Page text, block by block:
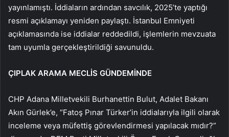
yayınlamıştı. İddiaların ardından savcılık, 2025’te yaptığı
resmi açıklamayı yeniden paylaştı. İstanbul Emniyeti
açıklamasında ise iddialar reddedildi, işlemlerin mevzuata
tam uyumla gerçekleştirildiği savunuldu.
ÇIPLAK ARAMA MECLİS GÜNDEMİNDE
CHP Adana Milletvekili Burhanettin Bulut, Adalet Bakanı
Akın Gürlek’e, “Fatoş Pınar Türker’in iddialarıyla ilgili olarak
inceleme veya müfettiş görevlendirmesi yapılacak mıdır?”